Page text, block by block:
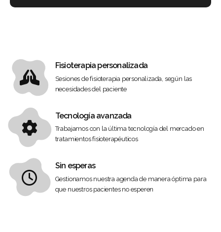
Fisioterapia personalizada
Sesiones de fisioterapia personalizada, según las
necesidades del paciente
Tecnología avanzada
Trabajamos con la última tecnología del mercado en
tratamientos fisioterapéuticos
Sin esperas
Gestionamos nuestra agenda de manera óptima para
que nuestros pacientes no esperen